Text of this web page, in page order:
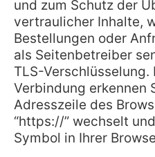
und zum Schutz der
vertraulicher Inhalte,
Bestellungen oder
als Seitenbetreiber
TLS-
Verbindung erkennen
Adresszeile des
“https://” wechselt
Symbol in Ihrer